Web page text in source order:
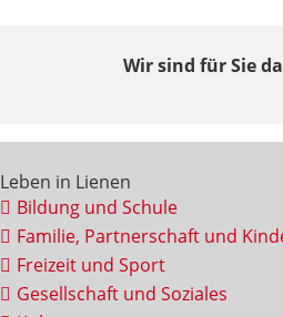
Wir sind für Sie
Leben in Lienen
Bildung und Schule
Familie, Partnerschaft und
Freizeit und Sport
Gesellschaft und Soziales